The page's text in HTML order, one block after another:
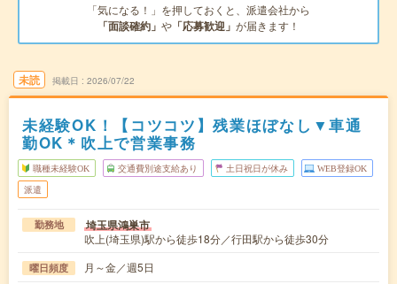
「気になる！」を押しておくと、派遣会社から
「面談確約」 や 「応募歓迎」 が届きます！
未読 掲載日 2026/07/22
未経験OK！【コツコツ】残業ほぼなし▼車通
勤OK＊吹上で営業事務
職種未経験OK 交通費別途支給あり 土日祝日が休み WEB登録OK
派遣
勤務地 埼玉県鴻巣市
吹上(埼玉県)駅から徒歩18分／行田駅から徒歩30分
曜日頻度 月～金／週5日